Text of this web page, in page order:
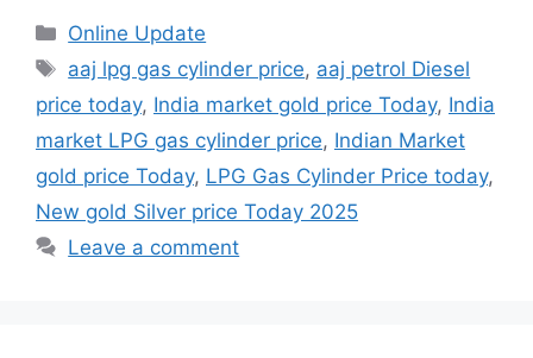
Categories
Online Update
Tags
aaj lpg gas cylinder price, aaj petrol Diesel
price today, India market gold price Today, India
market LPG gas cylinder price, Indian Market
gold price Today, LPG Gas Cylinder Price today,
New gold Silver price Today 2025
Leave a comment